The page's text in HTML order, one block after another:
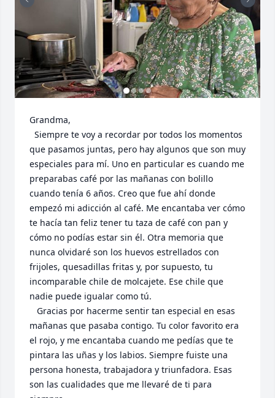
Grandma,
que pasamos juntas, pero hay algunos que son muy
especiales para mí. Uno en particular es cuando me
preparabas café por las mañanas con bolillo
cuando tenía 6 años. Creo que fue ahí donde
empezó mi adicción al café. Me encantaba ver cómo
te hacía tan feliz tener tu taza de café con pan y
cómo no podías estar sin él. Otra memoria que
nunca olvidaré son los huevos estrellados con
frijoles, quesadillas fritas y, por supuesto, tu
incomparable chile de molcajete. Ese chile que
nadie puede igualar como tú.
mañanas que pasaba contigo. Tu color favorito era
el rojo, y me encantaba cuando me pedías que te
pintara las uñas y los labios. Siempre fuiste una
persona honesta, trabajadora y triunfadora. Esas
son las cualidades que me llevaré de ti para